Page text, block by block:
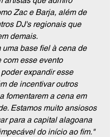
Zac e Barja, além de
DJ's regionais que
demais.
uma base fiel à cena de
com esse evento
expandir esse
de incentivar outros
fomentarem a cena em
Estamos muito ansiosos
para a capital alagoana
do início ao fim."